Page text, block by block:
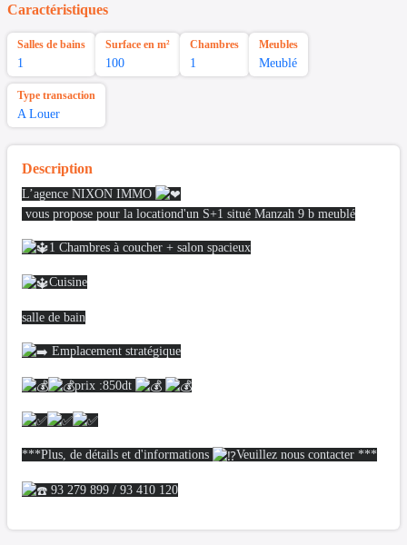
Caractéristiques
Salles de bains
1
Surface en m²
100
Chambres
1
Meubles
Meublé
Type transaction
A Louer
Description
L’agence NIXON IMMO
vous propose pour la locationd'un S+1 situé Manzah 9 b meublé
1 Chambres à coucher + salon spacieux
Cuisine
salle de bain
Emplacement stratégique
prix :850dt
***Plus, de détails et d'informations Veuillez nous contacter ***
93 279 899 / 93 410 120